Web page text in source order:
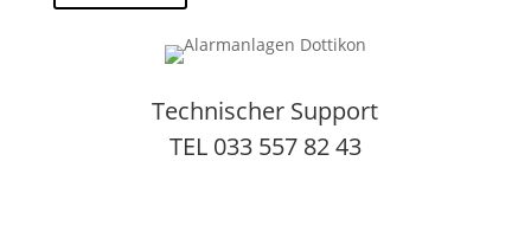
Technischer Support
TEL 033 557 82 43